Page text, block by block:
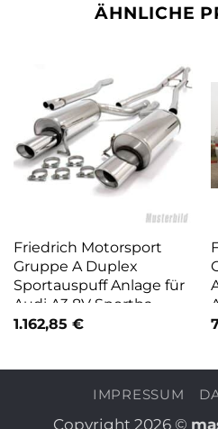
ÄHNLICHE
Friedrich Motorsport
Gruppe A Duplex
Sportauspuff Anlage für
Audi A3 8V Sportba.
991053BSL-X
1.162,85 €
IMPRESSUM
Copyright 2026 ©